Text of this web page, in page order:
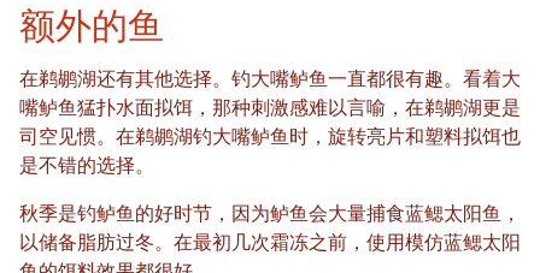
额外的鱼
在鹈鹕湖还有其他选择。钓大嘴鲈鱼一直都很有趣。看着大
嘴鲈鱼猛扑水面拟饵，那种刺激感难以言喻，在鹈鹕湖更是
司空见惯。在鹈鹕湖钓大嘴鲈鱼时，旋转亮片和塑料拟饵也
是不错的选择。
秋季是钓鲈鱼的好时节，因为鲈鱼会大量捕食蓝鳃太阳鱼，
以储备脂肪过冬。在最初几次霜冻之前，使用模仿蓝鳃太阳